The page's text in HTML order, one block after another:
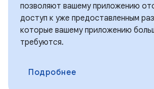
позволяют вашему приложению
доступ к уже предоставленным
которые вашему приложению
требуются.
Подробнее